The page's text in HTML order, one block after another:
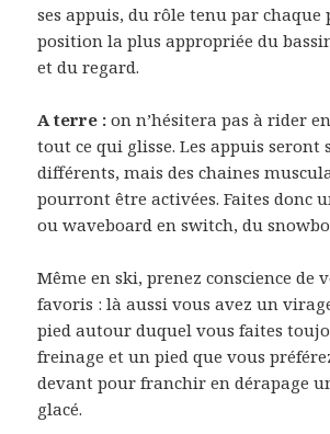
ses appuis, du rôle tenu par chaque
position la plus appropriée du
et du regard.
A terre :on n’hésitera pas à rider
tout ce qui glisse. Les appuis seront
différents, mais des chaines
pourront être activées. Faites donc
ou waveboard en switch, du
Même en ski, prenez conscience de
favoris : là aussi vous avez un
pied autour duquel vous faites
freinage et un pied que vous
devant pour franchir en dérapage
glacé.